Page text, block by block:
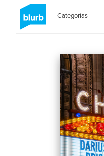
Categorías